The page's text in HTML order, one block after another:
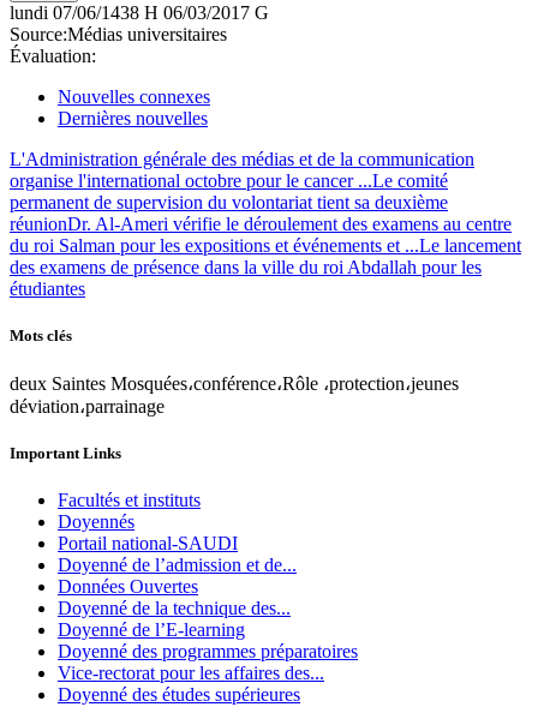
lundi 07/06/1438 H 06/03/2017 G
Source:Médias universitaires
Évaluation:
Nouvelles connexes
Dernières nouvelles
L'Administration générale des médias et de la communication
organise l'international octobre pour le cancer ...Le comité
permanent de supervision du volontariat tient sa deuxième
réunionDr. Al-Ameri vérifie le déroulement des examens au centre
du roi Salman pour les expositions et événements et ...Le lancement
des examens de présence dans la ville du roi Abdallah pour les
étudiantes
Mots clés
deux Saintes Mosquées،conférence،Rôle ،protection،jeunes
déviation،parrainage
Important Links
Facultés et instituts
Doyennés
Portail national-SAUDI
Doyenné de l’admission et de...
Données Ouvertes
Doyenné de la technique des...
Doyenné de l’E-learning
Doyenné des programmes préparatoires
Vice-rectorat pour les affaires des...
Doyenné des études supérieures